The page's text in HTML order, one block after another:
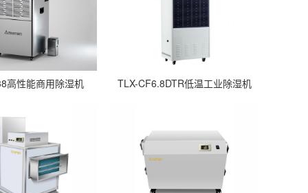
高性能商用除湿机 TLX-CF6.8DTR低温工业除湿机